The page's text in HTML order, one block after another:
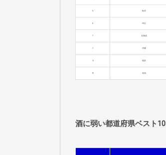
5 栃木
6 埼玉
7 北海道
7 沖縄
9 熊本
10 高知
酒に弱い都道府県ベスト10